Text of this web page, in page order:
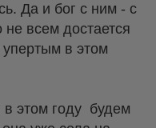
Да и бог с ним - с
не всем достается
в этом
в этом году будем